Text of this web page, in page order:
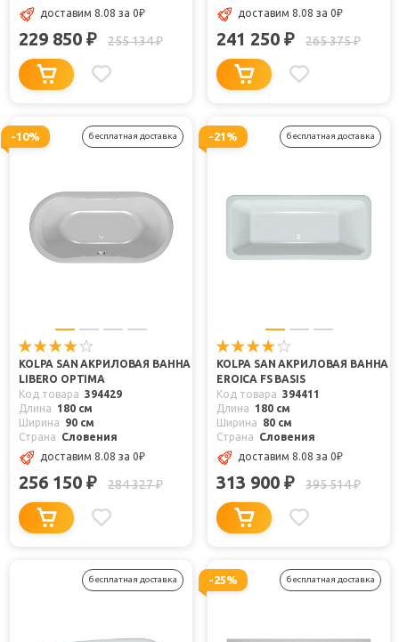
доставим 8.08 за 0₽
229 850 ₽ 255 134₽
доставим 8.08 за 0₽
241 250 ₽ 265 375₽
-10% бесплатная доставка
KOLPA SAN АКРИЛОВАЯ ВАННА
LIBERO OPTIMA
Код товара 394429
Длина
180 см
Ширина
90 см
Страна
Словения
доставим 8.08 за 0₽
256 150 ₽ 284 327₽
-21% бесплатная доставка
KOLPA SAN АКРИЛОВАЯ ВАННА
EROICA FS BASIS
Код товара 394411
Длина
180 см
Ширина
80 см
Страна
Словения
доставим 8.08 за 0₽
313 900 ₽ 395 514₽
бесплатная доставка -25% бесплатная доставка